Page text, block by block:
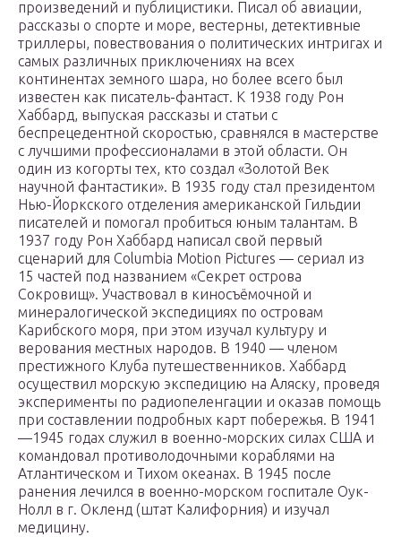
произведений и публицистики. Писал об авиации,
рассказы о спорте и море, вестерны, детективные
триллеры, повествования о политических интригах и
самых различных приключениях на всех
континентах земного шара, но более всего был
известен как писатель-фантаст. К 1938 году Рон
Хаббард, выпуская рассказы и статьи с
беспрецедентной скоростью, сравнялся в мастерстве
с лучшими профессионалами в этой области. Он
один из когорты тех, кто создал «Золотой Век
научной фантастики». В 1935 году стал президентом
Нью-Йоркского отделения американской Гильдии
писателей и помогал пробиться юным талантам. В
1937 году Рон Хаббард написал свой первый
сценарий для Columbia Motion Pictures — сериал из
15 частей под названием «Секрет острова
Сокровищ». Участвовал в киносъёмочной и
минералогической экспедициях по островам
Карибского моря, при этом изучал культуру и
верования местных народов. В 1940 — членом
престижного Клуба путешественников. Хаббард
осуществил морскую экспедицию на Аляску, проведя
эксперименты по радиопеленгации и оказав помощь
при составлении подробных карт побережья. В 1941
—1945 годах служил в военно-морских силах США и
командовал противолодочными кораблями на
Атлантическом и Тихом океанах. В 1945 после
ранения лечился в военно-морском госпитале Оук-
Нолл в г. Окленд (штат Калифорния) и изучал
медицину.